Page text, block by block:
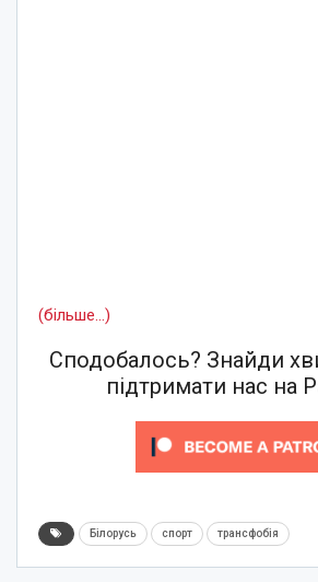
(більше…)
Сподобалось? Знайди
підтримати нас на
Білорусь спорт трансфобія